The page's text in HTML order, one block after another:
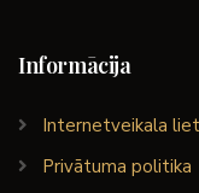
Informācija
Internetveikala
Privātuma politika